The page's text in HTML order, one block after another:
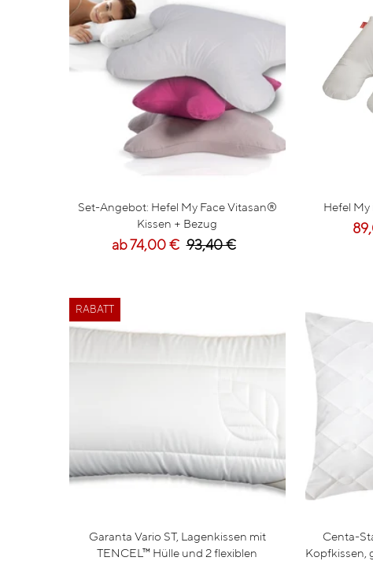
Set-Angebot: Hefel My Face Vitasan®
Kissen + Bezug
ab 74,00 € 93,40 €
Hefel
RABATT
Garanta Vario ST, Lagenkissen mit
TENCEL™ Hülle und 2 flexiblen
Centa-
Kopfkissen,